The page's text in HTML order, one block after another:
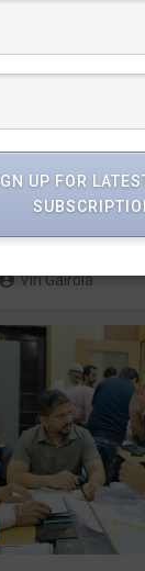
क्रीड़ा
की
Viri Gairola
UP FOR